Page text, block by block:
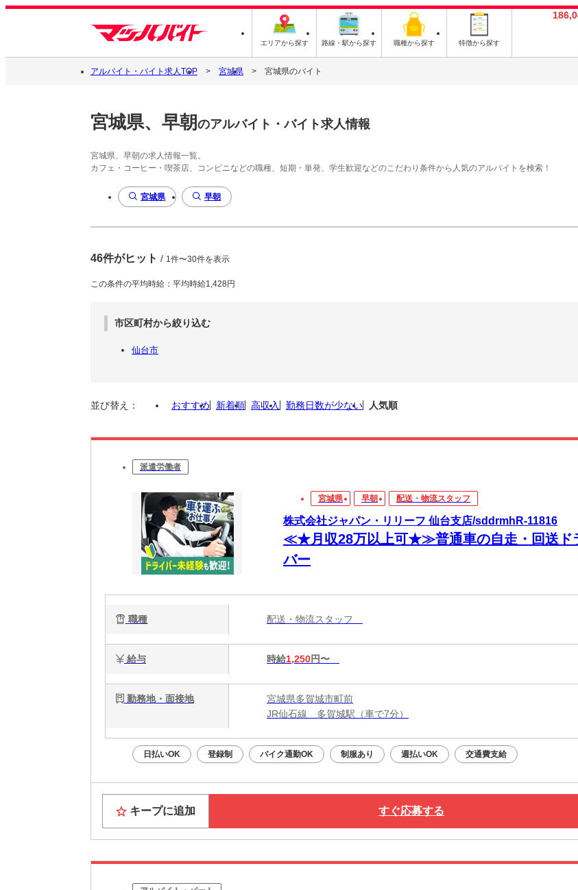
エリアから探す 路線・駅から探す 職種から探す 特徴から探す
アルバイト・バイト求人TOP 宮城県 宮城県のバイト
宮城県、早朝のアルバイト・バイト求人情報
宮城県、早朝の求人情報一覧。
カフェ・コーヒー・喫茶店、コンビニなどの職種、短期・単発、学生歓迎などのこだわり条件から人気のアルバイトを検索！
宮城県 早朝
46件がヒット / 1件〜30件を表示
この条件の平均時給：平均時給1,428円
市区町村から絞り込む
仙台市
並び替え： おすすめ 新着順 高収入 勤務日数が少ない 人気順
派遣労働者
宮城県 早朝 配送・物流スタッフ
株式会社ジャパン・リリーフ 仙台支店/sddrmhR-11816
≪★月収28万以上可★≫普通車の自走・回送ド
バー
職種 配送・物流スタッフ
給与 時給1,250円〜
勤務地・面接地
宮城県多賀城市町前
JR仙石線 多賀城駅（車で7分）
日払いOK 登録制 バイク通勤OK 制服あり 週払いOK 交通費支給
キープに追加 すぐ応募する